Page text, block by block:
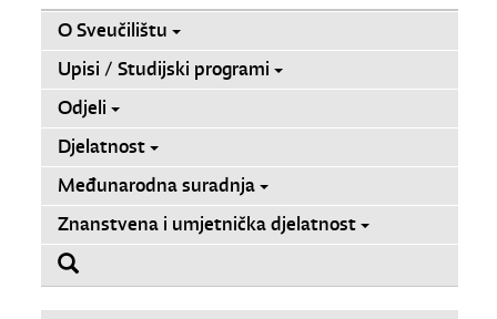
O Sveučilištu
Upisi / Studijski programi
Odjeli
Djelatnost
Međunarodna suradnja
Znanstvena i umjetnička djelatnost